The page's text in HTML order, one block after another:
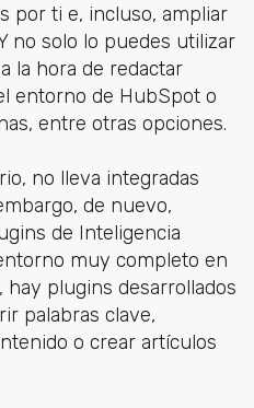
por ti e, incluso, ampliar
no solo lo puedes utilizar
la hora de redactar
entorno de HubSpot o
entre otras opciones.
no lleva integradas
de nuevo,
de Inteligencia
muy completo en
plugins desarrollados
palabras clave,
o crear artículos